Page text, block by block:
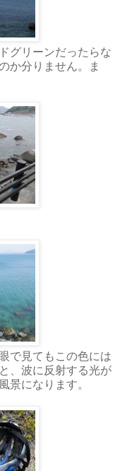
グリーンだったらな
か分りません。ま
で見てもこの色には
、波に反射する光が
景になります。